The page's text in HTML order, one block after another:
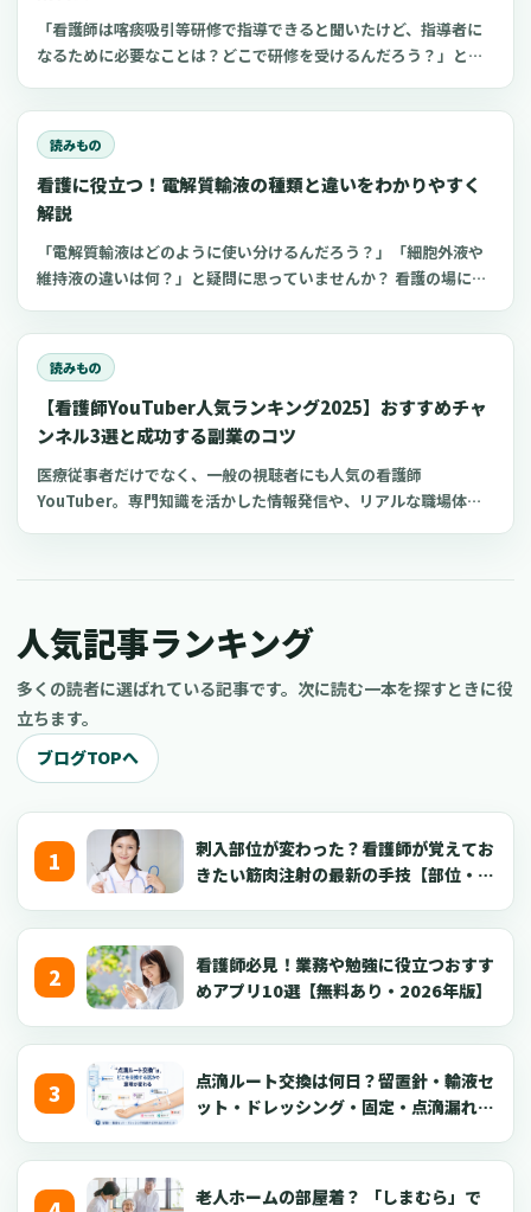
「看護師は喀痰吸引等研修で指導できると聞いたけど、指導者に
なるために必要なことは？どこで研修を受けるんだろう？」と思
護師としてのスキルアップにつながり病院や介護施設の仕事に生
かせるかもしれません 。今回は、喀痰吸引等研修の指導教員にな
る条件やおすすめの講習会についてご紹介します。
読みもの
看護に役立つ！電解質輸液の種類と違いをわかりやすく
解説
「電解質輸液はどのように使い分けるんだろう？」「細胞外液や
維持液の違いは何？」と疑問に思っていませんか？ 看護の場にお
類は多く、看護師がそれぞれの輸液製剤の特徴や使い分けを理解
するのは難しいものです。 今回は、看護師が知っておきたい電解
質輸液の種類と違いについてわかりやすく解説します。
読みもの
【看護師YouTuber人気ランキング2025】おすすめチャ
ンネル3選と成功する副業のコツ
医療従事者だけでなく、一般の視聴者にも人気の看護師
YouTuber。専門知識を活かした情報発信や、リアルな職場体験
看護師がYouTube副業を成功させるコツについてご紹介します。
に興味がある一般の方もぜひ参考にしてくださいね。
人気記事ランキング
多くの読者に選ばれている記事です。次に読む一本を探すときに役
立ちます。
ブログTOPへ
刺入部位が変わった？看護師が覚えてお
きたい筋肉注射の最新の手技【部位・
看護師必見！業務や勉強に役立つおすす
めアプリ10選【無料あり・2026年版】
点滴ルート交換は何日？留置針・輸液セ
ット・ドレッシング・固定・点滴漏れ対
老人ホームの部屋着？ 「しまむら」で